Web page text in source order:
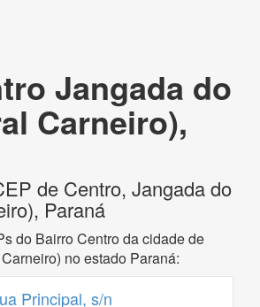
Jangada do
Carneiro),
de Centro, Jangada do
Paraná
do Bairro Centro da cidade de
no estado Paraná:
Principal, s/n